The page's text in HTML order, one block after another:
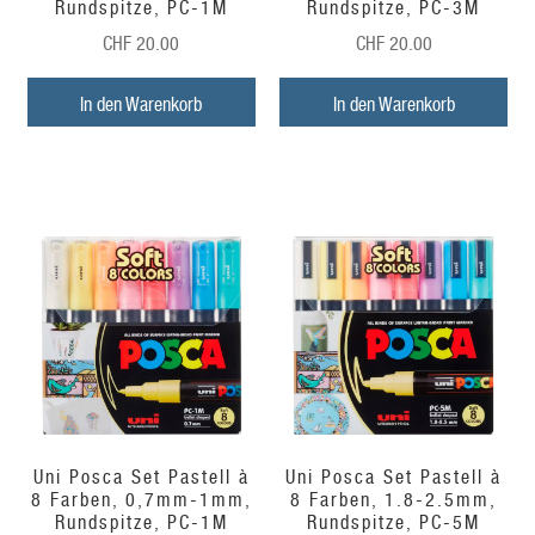
Rundspitze, PC-1M
CHF20.00
In den Warenkorb
Rundspitze, PC-3M
CHF 20.00
In den Warenkorb
Uni Posca Set Pastell à
8 Farben, 0,7mm-1mm,
Rundspitze, PC-1M
Uni Posca Set Pastell à
8 Farben, 1.8-2.5mm,
Rundspitze, PC-5M